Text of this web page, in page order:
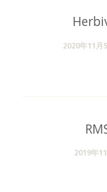
2020年11月
2019年